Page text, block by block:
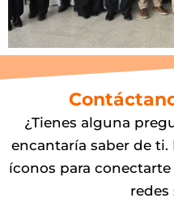
¿Tienes alguna
encantaría saber de
íconos para
redes